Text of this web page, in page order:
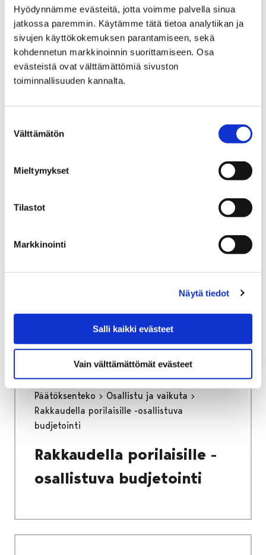
Hyödynnämme evästeitä, jotta voimme palvella sinua
jatkossa paremmin. Käytämme tätä tietoa analytiikan ja
sivujen käyttökokemuksen parantamiseen, sekä
kohdennetun markkinoinnin suorittamiseen. Osa
evästeistä ovat välttämättömiä sivuston
toiminnallisuuden kannalta.
valinta
Välttämätön
Mieltymykset
Tilastot
Markkinointi
Näytä tiedot
Salli kaikki evästeet
Vain välttämättömät evästeet
Sea
MUSTBE -
Multidimensional
stormwater treatment in
urban areas for cleaner
Baltic Sea
Etusivu
Sumukammion rakentamista Cernissä
Sumukammion
rakentamista Cernissä
Etusivu
Kaupunki ja hallinto
Päätöksenteko
Osallistu ja vaikuta
Rakkaudella porilaisille -osallistuva
budjetointi
Rakkaudella porilaisille -
osallistuva budjetointi